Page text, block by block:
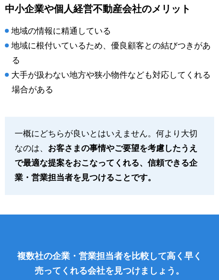
中小企業や個人経営不動産会社のメリット
地域の情報に精通している
地域に根付いているため、優良顧客との結びつきがあ
る
大手が扱わない地方や狭小物件なども対応してくれる
場合がある
一概にどちらが良いとはいえません。何より大切
なのは、 お客さまの事情やご要望を考慮したうえ
で最適な提案をおこなってくれる、信頼できる企
業・営業担当者を見つけることです。
複数社の企業・営業担当者を比較して高く早く
売ってくれる会社を見つけましょう。